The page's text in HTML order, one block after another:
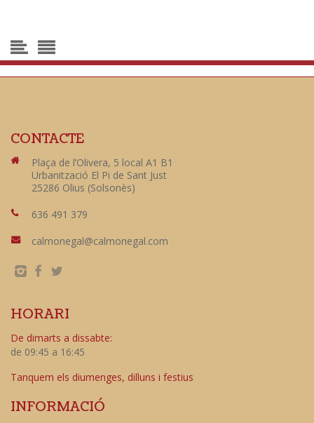
CONTACTE
Plaça de l’Olivera, 5 local A1 B1
Urbanització El Pi de Sant Just
25286 Olius (Solsonès)
636 491 379
calmonegal@calmonegal.com
HORARI
De dimarts a dissabte:
de 09:45 a 16:45
Tanquem els diumenges, dilluns i festius
INFORMACIÓ